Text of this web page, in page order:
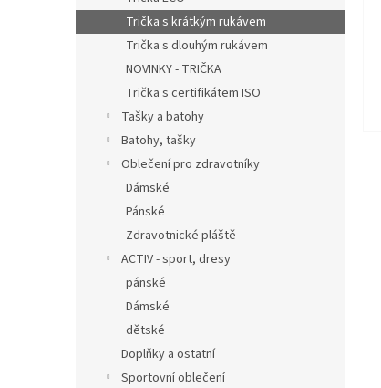
Trička s krátkým rukávem
Trička s dlouhým rukávem
NOVINKY - TRIČKA
Trička s certifikátem ISO
Tašky a batohy
Batohy, tašky
Oblečení pro zdravotníky
Dámské
Pánské
Zdravotnické pláště
ACTIV - sport, dresy
pánské
Dámské
dětské
Doplňky a ostatní
Sportovní oblečení